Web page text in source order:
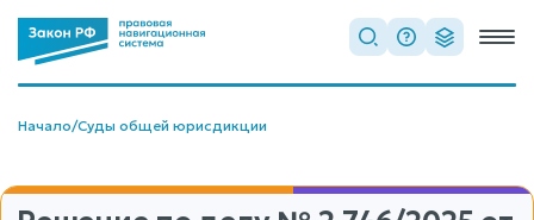
Начало/Суды общей юрисдикции